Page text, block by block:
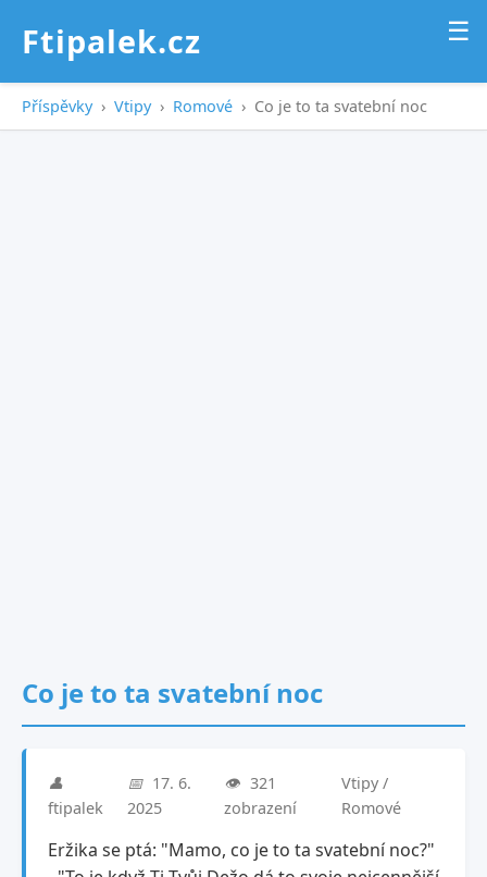
Ftipalek.cz ☰
Příspěvky › Vtipy › Romové › Co je to ta svatební noc
Co je to ta svatební noc
👤
ftipalek
📅 17. 6.
2025
👁️ 321
zobrazení
Vtipy /
Romové
Eržika se ptá: "Mamo, co je to ta svatební noc?"